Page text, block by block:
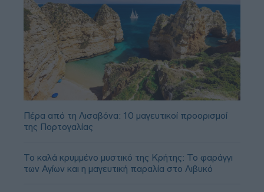
Πέρα από τη Λισαβόνα: 10 μαγευτικοί προορισμοί
της Πορτογαλίας
Το καλά κρυμμένο μυστικό της Κρήτης: Το φαράγγι
των Αγίων και η μαγευτική παραλία στο Λιβυκό